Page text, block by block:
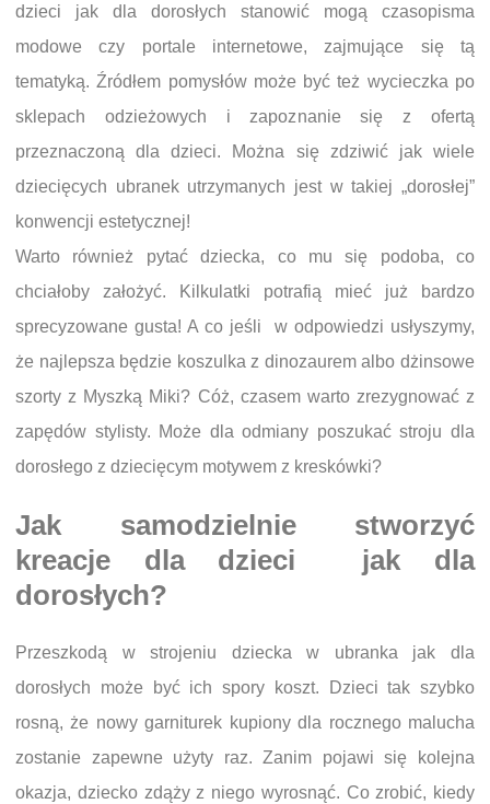
dzieci jak dla dorosłych stanowić mogą czasopisma
modowe czy portale internetowe, zajmujące się tą
tematyką. Źródłem pomysłów może być też wycieczka po
sklepach odzieżowych i zapoznanie się z ofertą
przeznaczoną dla dzieci. Można się zdziwić jak wiele
dziecięcych ubranek utrzymanych jest w takiej „dorosłej”
konwencji estetycznej!
Warto również pytać dziecka, co mu się podoba, co
chciałoby założyć. Kilkulatki potrafią mieć już bardzo
sprecyzowane gusta! A co jeśli w odpowiedzi usłyszymy,
że najlepsza będzie koszulka z dinozaurem albo dżinsowe
szorty z Myszką Miki? Cóż, czasem warto zrezygnować z
zapędów stylisty. Może dla odmiany poszukać stroju dla
dorosłego z dziecięcym motywem z kreskówki?
Jak samodzielnie stworzyć
kreacje dla dzieci jak dla
dorosłych?
Przeszkodą w strojeniu dziecka w ubranka jak dla
dorosłych może być ich spory koszt. Dzieci tak szybko
rosną, że nowy garniturek kupiony dla rocznego malucha
zostanie zapewne użyty raz. Zanim pojawi się kolejna
okazja, dziecko zdąży z niego wyrosnąć. Co zrobić, kiedy